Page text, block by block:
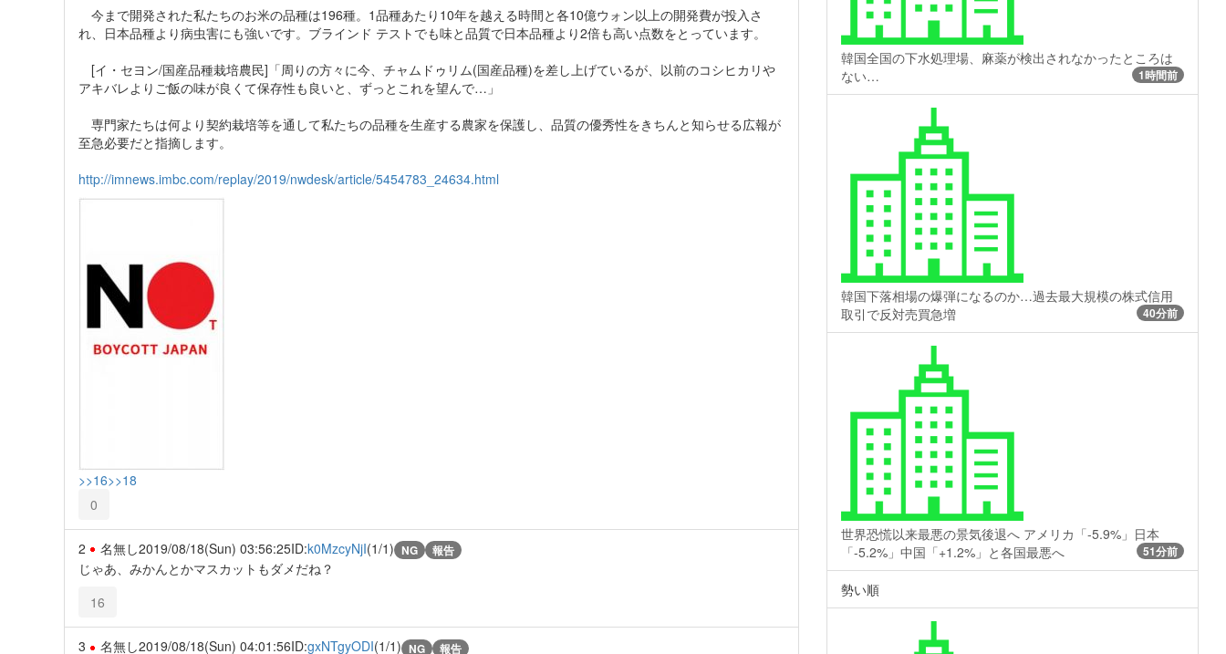
今まで開発された私たちのお米の品種は196種。1品種あたり10年を越える時間と各10億ウォン以上の開発費が投入さ
れ、日本品種より病虫害にも強いです。ブラインド テストでも味と品質で日本品種より2倍も高い点数をとっています。
[イ・セヨン/国産品種栽培農民]「周りの方々に今、チャムドゥリム(国産品種)を差し上げているが、以前のコシヒカリや
アキバレよりご飯の味が良くて保存性も良いと、ずっとこれを望んで…」
専門家たちは何より契約栽培等を通して私たちの品種を生産する農家を保護し、品質の優秀性をきちんと知らせる広報が
至急必要だと指摘します。
http://imnews.imbc.com/replay/2019/nwdesk/article/5454783_24634.html
>>16>>18
0
2 名無し2019/08/18(Sun) 03:56:25ID:k0MzcyNjI(1/1) NG 報告
じゃあ、みかんとかマスカットもダメだね？
16
3 名無し2019/08/18(Sun) 04:01:56ID:gxNTgyODI(1/1) NG 報告
韓国全国の下水処理場、麻薬が検出されなかったところは
ない…
1時間前
韓国下落相場の爆弾になるのか…過去最大規模の株式信用
取引で反対売買急増
40分前
世界恐慌以来最悪の景気後退へ アメリカ「-5.9%」日本
「-5.2%」中国「+1.2%」と各国最悪へ
51分前
勢い順